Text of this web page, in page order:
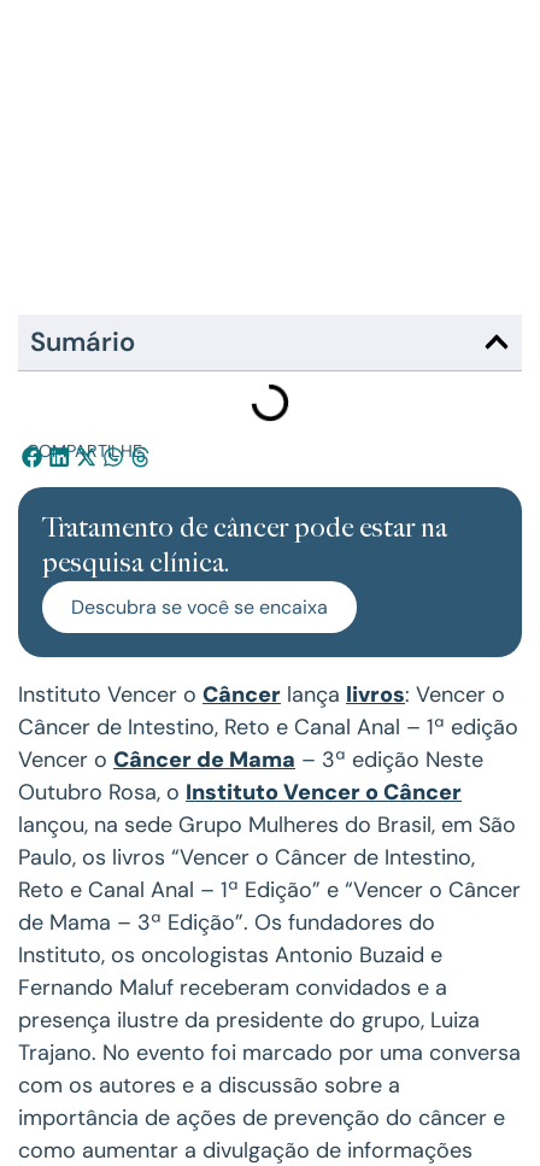
Sumário
COMPARTILHE:
Tratamento de câncer pode estar na
pesquisa clínica.
Descubra se você se encaixa
Instituto Vencer o Câncer lança livros: Vencer o
Câncer de Intestino, Reto e Canal Anal – 1ª edição
Vencer o Câncer de Mama – 3ª edição Neste
Outubro Rosa, o Instituto Vencer o Câncer
lançou, na sede Grupo Mulheres do Brasil, em São
Paulo, os livros “Vencer o Câncer de Intestino,
Reto e Canal Anal – 1ª Edição” e “Vencer o Câncer
de Mama – 3ª Edição”. Os fundadores do
Instituto, os oncologistas Antonio Buzaid e
Fernando Maluf receberam convidados e a
presença ilustre da presidente do grupo, Luiza
Trajano. No evento foi marcado por uma conversa
com os autores e a discussão sobre a
importância de ações de prevenção do câncer e
como aumentar a divulgação de informações